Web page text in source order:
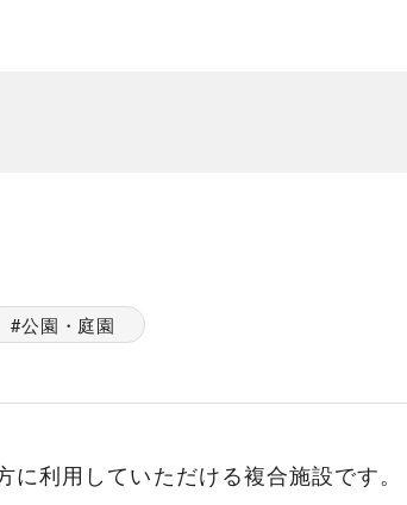
公園・庭園
利用していただける複合施設です。